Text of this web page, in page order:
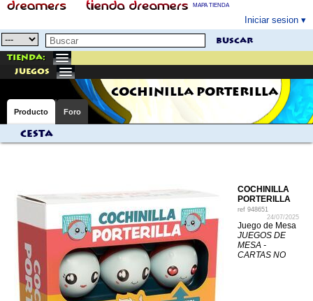
MAPA TIENDA
Iniciar sesion
buscar
Tienda:
juegos
COCHINILLA PORTERILLA
Producto Foro
Cesta
COCHINILLA
PORTERILLA
ref 948651
24/07/2025
Juego de Mesa
JUEGOS DE
MESA -
CARTAS NO